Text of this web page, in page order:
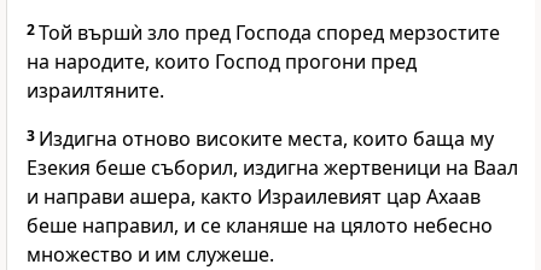
2Той вършѝ зло пред Господа според мерзостите
на народите, които Господ прогони пред
израилтяните.
3 Издигна отново високите места, които баща му
Езекия беше съборил, издигна жертвеници на Ваал
и направи ашера, както Израилевият цар Ахаав
беше направил, и се кланяше на цялото небесно
множество и им служеше.